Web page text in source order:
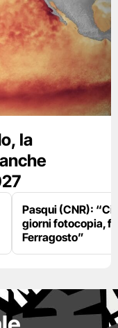
la
Pasqui (CNR):
giorni fotocopia,
Ferragosto”